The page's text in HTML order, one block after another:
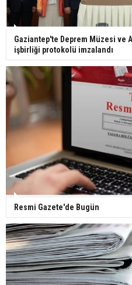
Ünlü
geçirdi:
Yerli turist
yaptı
pençesinde
Gaziantep'te Deprem Müzesi ve
işbirliği protokolü imzalandı
Resmi Gazete'de Bugün